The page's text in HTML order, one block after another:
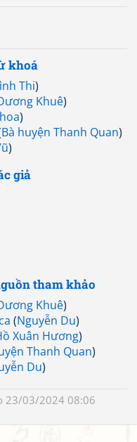
khoá
Thi)
Khuê)
)
Bà huyện Thanh Quan)
)
giả
tham khảo
Khuê)
(Nguyễn Du)
Xuân Hương)
Thanh Quan)
Du)
23/03/2024 08:06